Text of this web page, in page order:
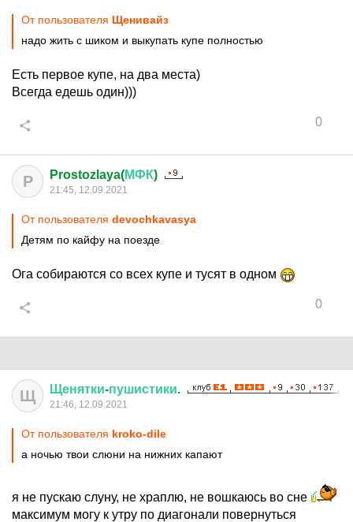
От пользователя Щенивайз
надо жить с шиком и выкупать купе полностью
Есть первое купе, на два места)
Всегда едешь один)))
0
P Prostozlaya(МФК)
21:45, 12.09.2021
От пользователя devochkavasya
Детям по кайфу на поезде
Ога собираются со всех купе и тусят в одном
0
Щ Щенятки-пушистики.
21:46, 12.09.2021
От пользователя kroko-dile
а ночью твои слюни на нижних капают
я не пускаю слуну, не храплю, не вошкаюсь во сне
максимум могу к утру по диагонали повернуться